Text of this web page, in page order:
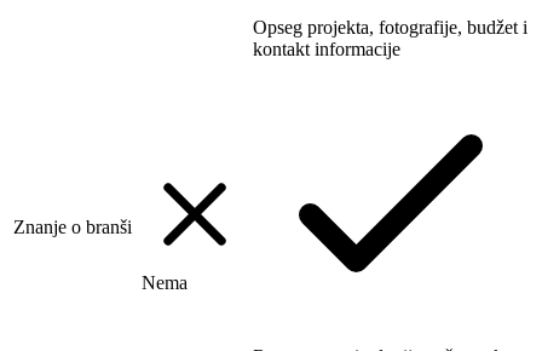
Opseg projekta, fotografije, budžet i
kontakt informacije
Znanje o branši
Nema